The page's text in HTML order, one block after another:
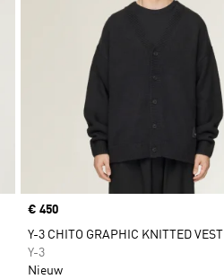
Price
€ 450
Y-3 CHITO GRAPHIC KNITTED VEST
Y-3
Nieuw